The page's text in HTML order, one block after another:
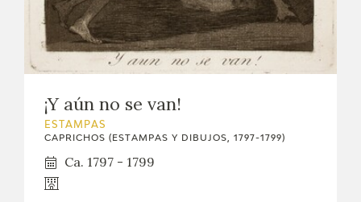
¡Y aún no se van!
ESTAMPAS
CAPRICHOS (ESTAMPAS Y DIBUJOS, 1797-1799)
Ca. 1797 - 1799